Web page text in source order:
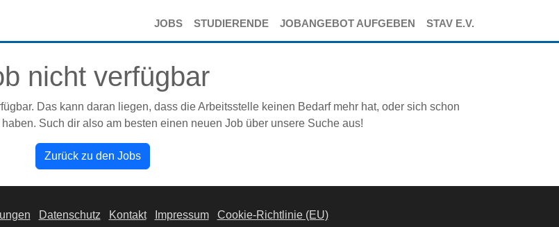
JOBS STUDIERENDE JOBANGEBOT AUFGEBEN STAV E.V.
nicht verfügbar
Das kann daran liegen, dass die Arbeitsstelle keinen Bedarf mehr hat, oder sich schon
Such dir also am besten einen neuen Job über unsere Suche aus!
Zurück zu den Jobs
Datenschutz Kontakt Impressum Cookie-Richtlinie (EU)